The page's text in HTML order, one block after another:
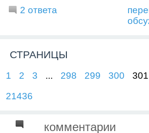
2 ответа
СТРАНИЦЫ
1 2 3 ... 298 299 300 301
21436
комментарии